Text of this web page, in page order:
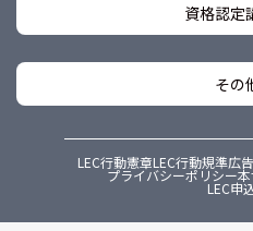
資格認定
その
LEC行動憲章LEC行動規準広
プライバシーポリシー
LEC申